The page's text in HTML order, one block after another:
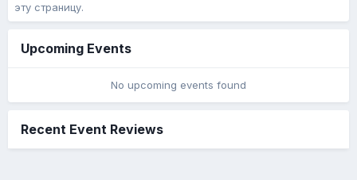
эту страницу.
Upcoming Events
No upcoming events found
Recent Event Reviews